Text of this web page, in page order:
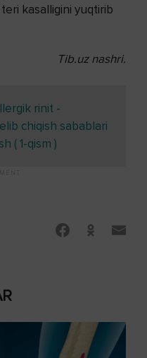
kasalligini yuqtirib
Tib.uz nashri.
rinit -
chiqish sabablari
( 1-qism )